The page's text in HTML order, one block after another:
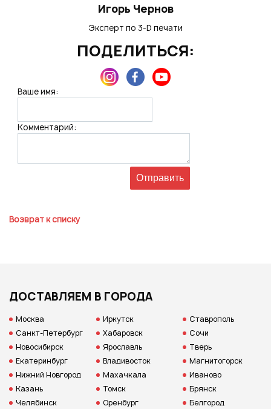
Игорь Чернов
Эксперт по 3-D печати
ПОДЕЛИТЬСЯ:
Ваше имя:
Комментарий:
Возврат к списку
ДОСТАВЛЯЕМ В ГОРОДА
Москва
Санкт-Петербург
Новосибирск
Екатеринбург
Нижний Новгород
Казань
Челябинск
Иркутск
Хабаровск
Ярославль
Владивосток
Махачкала
Томск
Оренбург
Ставрополь
Сочи
Тверь
Магнитогорск
Иваново
Брянск
Белгород